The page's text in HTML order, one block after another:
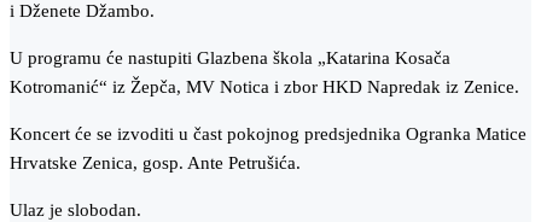
i Dženete Džambo.
U programu će nastupiti Glazbena škola „Katarina Kosača
Kotromanić“ iz Žepča, MV Notica i zbor HKD Napredak iz Zenice.
Koncert će se izvoditi u čast pokojnog predsjednika Ogranka Matice
Hrvatske Zenica, gosp. Ante Petrušića.
Ulaz je slobodan.